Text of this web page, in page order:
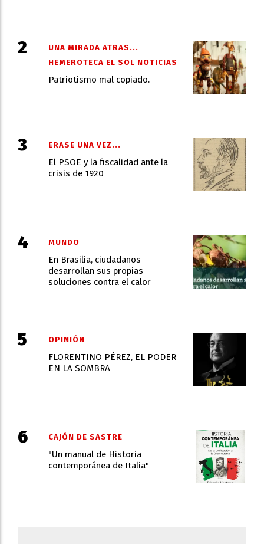
Patriotismo mal copiado.
UNA MIRADA ATRAS...
HEMEROTECA EL SOL NOTICIAS
El PSOE y la fiscalidad ante la
crisis de 1920
ERASE UNA VEZ...
En Brasilia, ciudadanos
desarrollan sus propias
soluciones contra el calor
MUNDO
FLORENTINO PÉREZ, EL PODER
EN LA SOMBRA
OPINIÓN
"Un manual de Historia
contemporánea de Italia"
CAJÓN DE SASTRE